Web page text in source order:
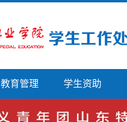
教育管理 学生资助